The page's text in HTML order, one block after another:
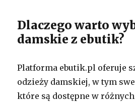
Dlaczego warto
damskie z ebutik?
Platforma ebutik.pl oferuje
odzieży damskiej, w tym
które są dostępne w